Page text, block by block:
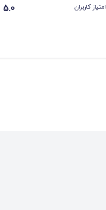
امتیاز کاربران 5.0